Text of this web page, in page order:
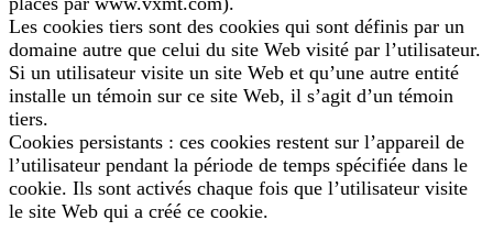
Les cookies tiers sont des cookies qui sont définis par un
domaine autre que celui du site Web visité par l’utilisateur.
Si un utilisateur visite un site Web et qu’une autre entité
installe un témoin sur ce site Web, il s’agit d’un témoin
tiers.
Cookies persistants : ces cookies restent sur l’appareil de
l’utilisateur pendant la période de temps spécifiée dans le
cookie. Ils sont activés chaque fois que l’utilisateur visite
le site Web qui a créé ce cookie.